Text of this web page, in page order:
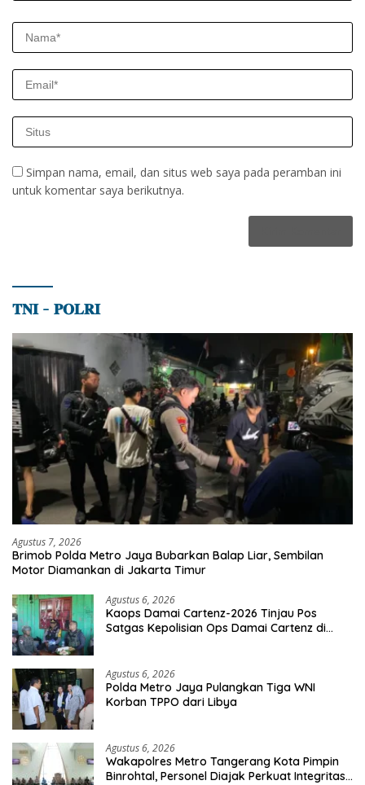
Simpan nama, email, dan situs web saya pada peramban ini
untuk komentar saya berikutnya.
𝐓𝐍𝐈 – 𝐏𝐎𝐋𝐑𝐈
Agustus 7, 2026
Brimob Polda Metro Jaya Bubarkan Balap Liar, Sembilan
Motor Diamankan di Jakarta Timur
Agustus 6, 2026
Kaops Damai Cartenz-2026 Tinjau Pos
Satgas Kepolisian Ops Damai Cartenz di
Agustus 6, 2026
Polda Metro Jaya Pulangkan Tiga WNI
Korban TPPO dari Libya
Agustus 6, 2026
Wakapolres Metro Tangerang Kota Pimpin
Binrohtal, Personel Diajak Perkuat Integritas